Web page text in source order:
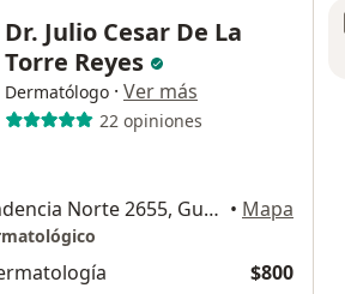
Dr. Julio Cesar De La
Torre Reyes
Dermatólogo · Ver más
22 opiniones
Calzada Independencia Norte 2655, Guadalajara • Mapa
$800